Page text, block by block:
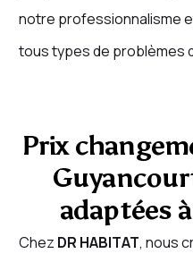
notre professionnalisme
tous types de problèmes
Prix
adaptées
Chez DR HABITAT, nous